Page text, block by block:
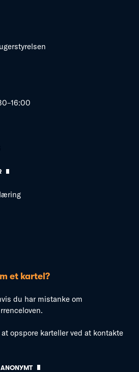
et kartel?
du har mistanke om
opspore karteller ved at kontakte